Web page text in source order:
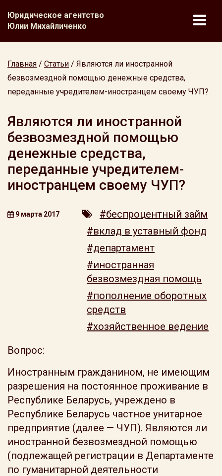
Юридическое агентство
Юлии Михайличенко
Главная / Статьи / Являются ли иностранной
безвозмездной помощью денежные средства,
переданные учредителем-иностранцем своему ЧУП?
Являются ли иностранной
безвозмездной помощью
денежные средства,
переданные учредителем-
иностранцем своему ЧУП?
9 марта 2017
#беспроцентный займ
#вклад в уставный фонд
#департамент
#иностранная
безвозмездная помощь
#пополнение оборотных
средств
#хозяйственное ведение
Вопрос:
Иностранным гражданином, не имеющим
разрешения на постоянное проживание в
Республике Беларусь, учреждено в
Республике Беларусь частное унитарное
предприятие (далее — ЧУП). Являются ли
иностранной безвозмездной помощью
(подлежащей регистрации в Департаменте
по гуманитарной деятельности